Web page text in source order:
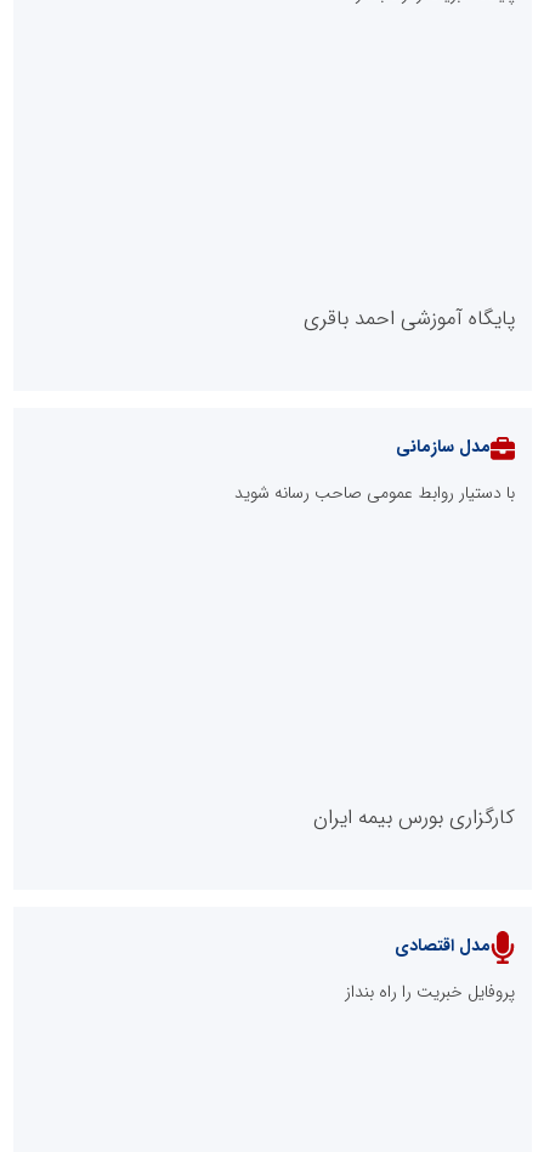
پایگاه آموزشی احمد باقری
پایگاه خبری نهضت ملی مسکن
مدل سازمانی
با دستیار روابط عمومی صاحب رسانه شوید
کارگزاری بورس بیمه ایران
مدل اقتصادی
پروفایل خبریت را راه بنداز